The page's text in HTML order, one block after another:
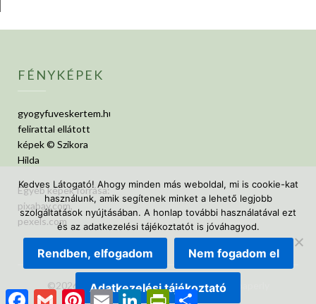
FÉNYKÉPEK
gyogyfuveskertem.hu
felirattal ellátott
képek © Szikora
Hilda
Egyéb képek forrása:
pixabay.com,
pexels.com
©2026 GyógyfüvesKertem| Design:Newspaperly
WordPress Theme
Facebook
Gmail Pinterest
Email LinkedInPrintFriendly
Ossza
Kedves Látogató! Ahogy minden más weboldal, mi is cookie-kat
használunk, amik segítenek minket a lehető legjobb
szolgáltatások nyújtásában. A honlap további használatával ezt
és az adatkezelési tájékoztatót is jóváhagyod.
Rendben, elfogadom Nem fogadom el
Adatkezelési tájékoztató